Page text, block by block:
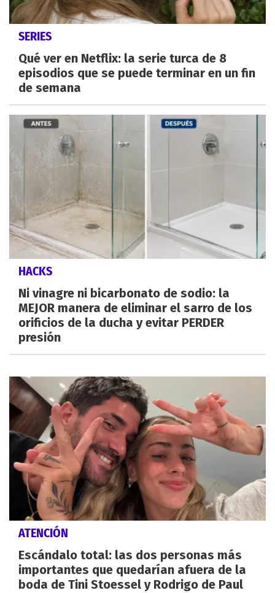
SERIES
Qué ver en Netflix: la serie turca de 8
episodios que se puede terminar en un fin
de semana
HACKS
Ni vinagre ni bicarbonato de sodio: la
MEJOR manera de eliminar el sarro de los
orificios de la ducha y evitar PERDER
presión
ATENCIÓN
Escándalo total: las dos personas más
importantes que quedarían afuera de la
boda de Tini Stoessel y Rodrigo de Paul